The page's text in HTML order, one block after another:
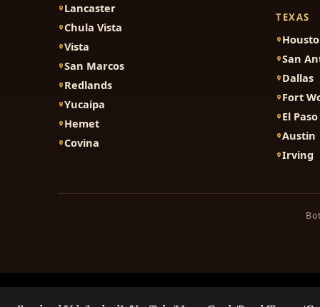
Lancaster
Chula Vista
Vista
San Marcos
Redlands
Yucaipa
Hemet
Covina
TEXAS
San
Dallas
Fort
El Paso
Austin
Irving